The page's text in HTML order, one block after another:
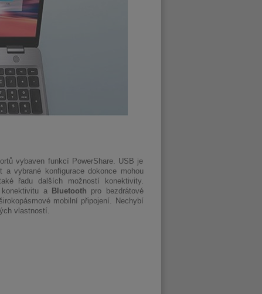
vybaven funkcí PowerShare. USB je
vybrané konfigurace dokonce mohou
řadu dalších možností konektivity.
a Bluetooth pro bezdrátové
mobilní připojení. Nechybí
vlastností.